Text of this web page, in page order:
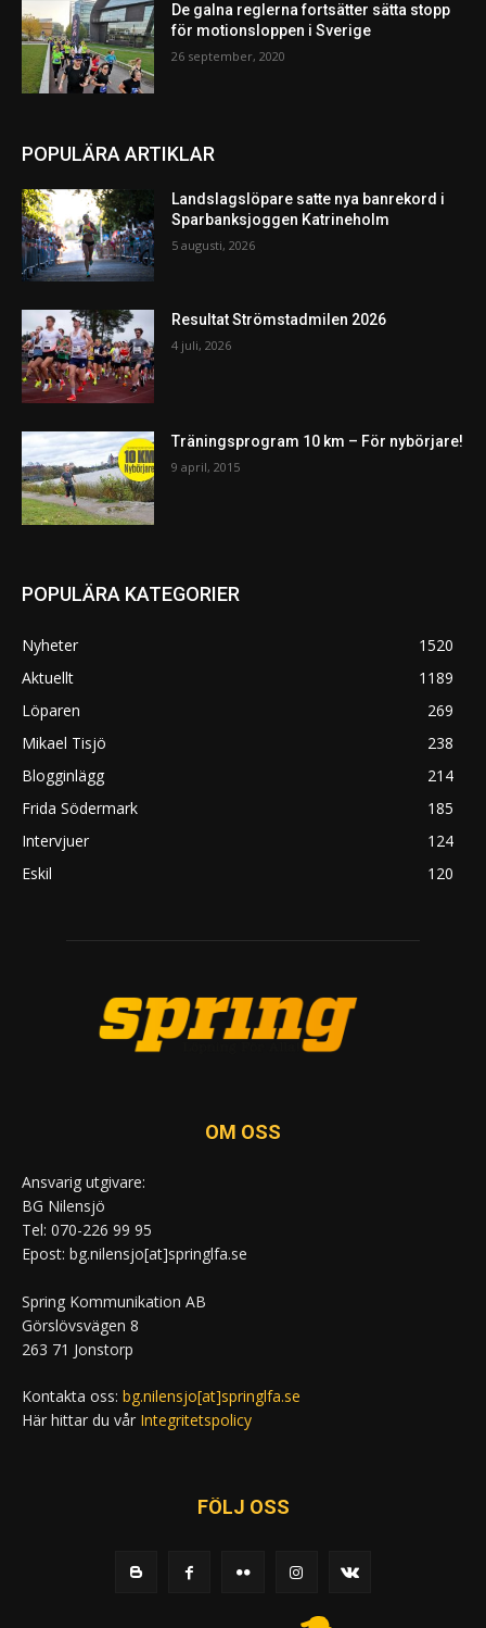
De galna reglerna fortsätter sätta stopp
för motionsloppen i Sverige
26 september, 2020
POPULÄRA ARTIKLAR
Landslagslöpare satte nya banrekord i
Sparbanksjoggen Katrineholm
5 augusti, 2026
Resultat Strömstadmilen 2026
4 juli, 2026
Träningsprogram 10 km – För nybörjare!
9 april, 2015
POPULÄRA KATEGORIER
Nyheter
1520
Aktuellt
1189
Löparen
269
Mikael Tisjö
238
Blogginlägg
214
Frida Södermark
185
Intervjuer
124
Eskil
120
OM OSS
Ansvarig utgivare:
BG Nilensjö
Tel: 070-226 99 95
Epost: bg.nilensjo[at]springlfa.se
Spring Kommunikation AB
Görslövsvägen 8
263 71 Jonstorp
Kontakta oss: bg.nilensjo[at]springlfa.se
Här hittar du vår Integritetspolicy
FÖLJ OSS